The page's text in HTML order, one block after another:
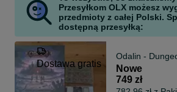
Przesyłkom OLX możesz
przedmioty z całej Polski.
dostępną przesyłką:
Dostawa gratis
Odalin -
Nowe
749 zł